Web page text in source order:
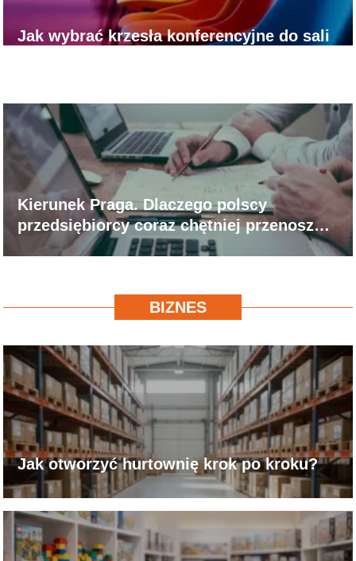
Jak wybrać krzesła konferencyjne do sali
Kierunek Praga. Dlaczego polscy
przedsiębiorcy coraz chętniej przenoszą
biznes za południową granicę?
BIZNES
Jak otworzyć hurtownię krok po kroku?